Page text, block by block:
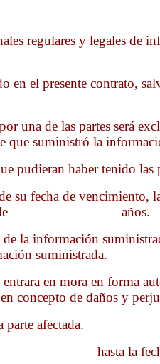
regulares y legales de
en el presente contrato,
una de las partes será
que suministró la
pudieran haber tenido las
su fecha de vencimiento,
_______________ años.
la información
suministrada.
en mora en forma
concepto de daños y
afectada.
hasta la